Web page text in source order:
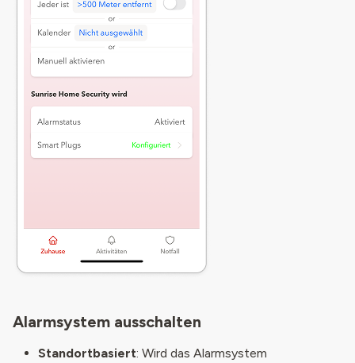
Alarmsystem ausschalten
Standortbasiert: Wird das Alarmsystem